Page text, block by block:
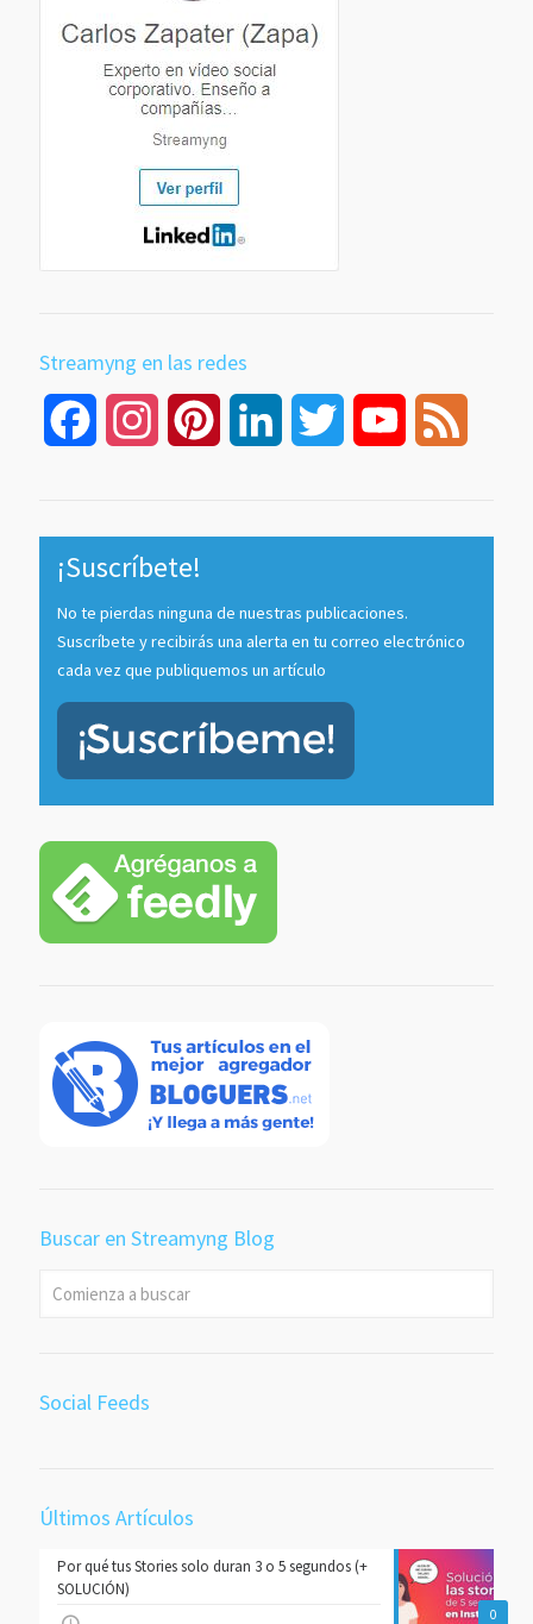
Streamyng en las redes
Facebook InstagramPinterest LinkedIn Twitter YouTube
¡Suscríbete!
No te pierdas ninguna de nuestras publicaciones.
Suscríbete y recibirás una alerta en tu correo electrónico
cada vez que publiquemos un artículo
Buscar en Streamyng Blog
Social Feeds
Últimos Artículos
0
Por qué tus Stories solo duran 3 o 5 segundos (+
SOLUCIÓN)